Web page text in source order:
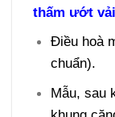
thấm ướt vải
Điều hoà
chuẩn).
Mẫu, sau